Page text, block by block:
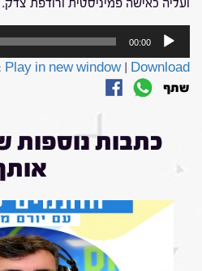
ועליה כאישה פמיניסטית ורודפת צדק.
00:00
Play in new window| Download
שתף
כתבות נוספות